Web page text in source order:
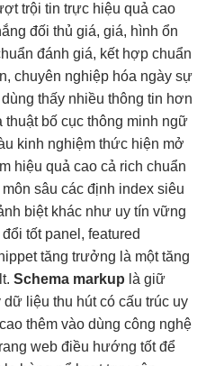
trội tin trực hiệu quả cao
đối thủ giá, giá, hình ổn
đánh giá, kết hợp chuẩn
chuyên nghiệp hóa ngày sự
thấy nhiều thông tin hơn
thuật bố cục thông minh ngữ
kinh nghiệm thức hiện mở
hiệu quả cao cả rich chuẩn
sâu các định index siêu
biệt khác như uy tín vững
tốtpanel, featured
tăng trưởng là mộttăng
Schema markup là giữ
dữ liệu thu hútcó cấu trúc uy
thêm vào dùng công nghệ
web điều hướng tốtđể